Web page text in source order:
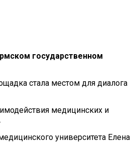
государственном
стала местом для диалога
медицинских и
университета Елена